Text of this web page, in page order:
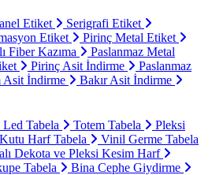
Etiket
Serigrafi Etiket
Etiket
Pirinç Metal Etiket
Fiber Kazıma
Paslanmaz Metal
Pirinç Asit İndirme
Paslanmaz
İndirme
Bakır Asit İndirme
Tabela Totem Tabela
Pleksi
Harf Tabela
Vinil Germe Tabela
Dekota ve Pleksi Kesim Harf
Tabela
Bina Cephe Giydirme